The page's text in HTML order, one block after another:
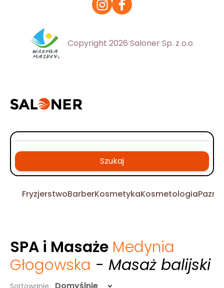
Copyright 2026 Saloner Sp. z o.o.
Szukaj
FryzjerstwoBarberKosmetykaKosmetologia
SPA i Masaże Medynia
Głogowska - Masaż balijski
Sortowanie